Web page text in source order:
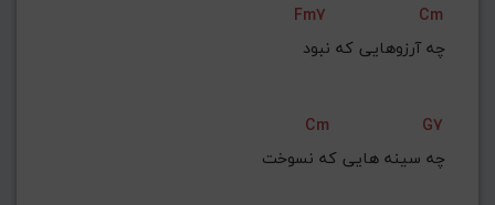
Fm7
Cm
چه آرزوهایی که نبود
Cm
G7
چه سینه هایی که نسوخت